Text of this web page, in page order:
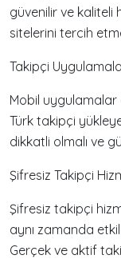
güvenilir ve kaliteli
sitelerini tercih
Takipçi
Mobil uygulamalar
Türk takipçi
dikkatli olmalı ve
Şifresiz Takipçi
Şifresiz takipçi
aynı zamanda
Gerçek ve aktif